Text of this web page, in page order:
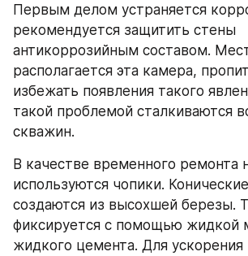
Первым делом устраняется
рекомендуется защитить стены
антикоррозийным составом.
располагается эта камера,
избежать появления такого
такой проблемой сталкиваются
скважин.
В качестве временного ремонта
используются чопики.
создаются из высохшей березы.
фиксируется с помощью жидкой
жидкого цемента. Для ускорения